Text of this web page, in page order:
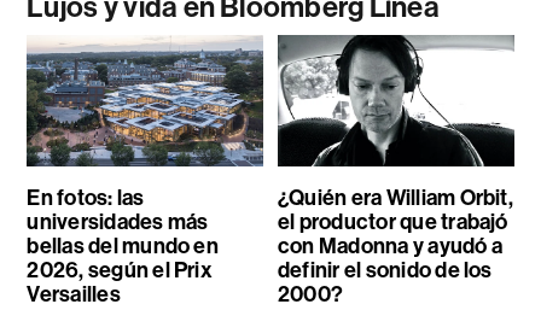
En fotos: las
universidades más
bellas del mundo en
2026, según el Prix
Versailles
¿Quién era William Orbit,
el productor que trabajó
con Madonna y ayudó a
definir el sonido de los
2000?